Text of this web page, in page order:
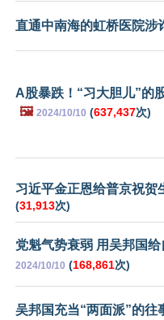
直通中南海的虹桥医院涉
A股暴跌！“习大胆儿”的
🖼️ 2024/10/10 (637,437次)
习近平金正恩给普京祝贺
(31,913次)
党魁气势衰弱 用吴邦国
2024/10/10 (168,861次)
吴邦国充当“两面派”的往